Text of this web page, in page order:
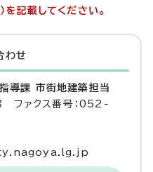
を記載してください。
わせ
導課 市街地建築担当
ァクス番号：052-